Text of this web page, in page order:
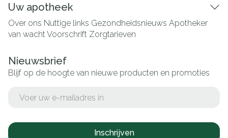
Uw apotheek
Over ons Nuttige links Gezondheidsnieuws Apotheker
van wachtVoorschrift Zorgtarieven
Nieuwsbrief
Blijf op de hoogte van nieuwe producten en promoties
Inschrijven